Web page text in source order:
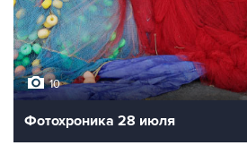
10
Фотохроника 28 июля